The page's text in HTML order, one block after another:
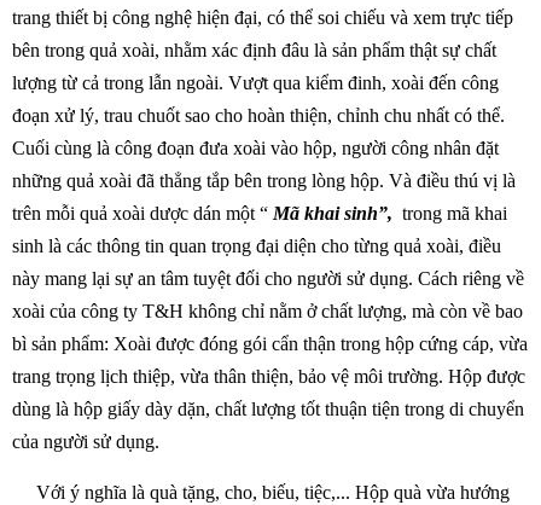
trang thiết bị công nghệ hiện đại, có thể soi chiếu và xem trực tiếp
bên trong quả xoài, nhằm xác định đâu là sản phẩm thật sự chất
lượng từ cả trong lẫn ngoài. Vượt qua kiểm đinh, xoài đến công
đoạn xử lý, trau chuốt sao cho hoàn thiện, chỉnh chu nhất có thể.
Cuối cùng là công đoạn đưa xoài vào hộp, người công nhân đặt
những quả xoài đã thẳng tắp bên trong lòng hộp. Và điều thú vị là
trên mỗi quả xoài dược dán một “ Mã khai sinh”, trong mã khai
sinh là các thông tin quan trọng đại diện cho từng quả xoài, điều
này mang lại sự an tâm tuyệt đối cho người sử dụng. Cách riêng về
xoài của công ty T&H không chỉ nằm ở chất lượng, mà còn về bao
bì sản phẩm: Xoài được đóng gói cẩn thận trong hộp cứng cáp, vừa
trang trọng lịch thiệp, vừa thân thiện, bảo vệ môi trường. Hộp được
dùng là hộp giấy dày dặn, chất lượng tốt thuận tiện trong di chuyển
của người sử dụng.
Với ý nghĩa là quà tặng, cho, biếu, tiệc,... Hộp quà vừa hướng